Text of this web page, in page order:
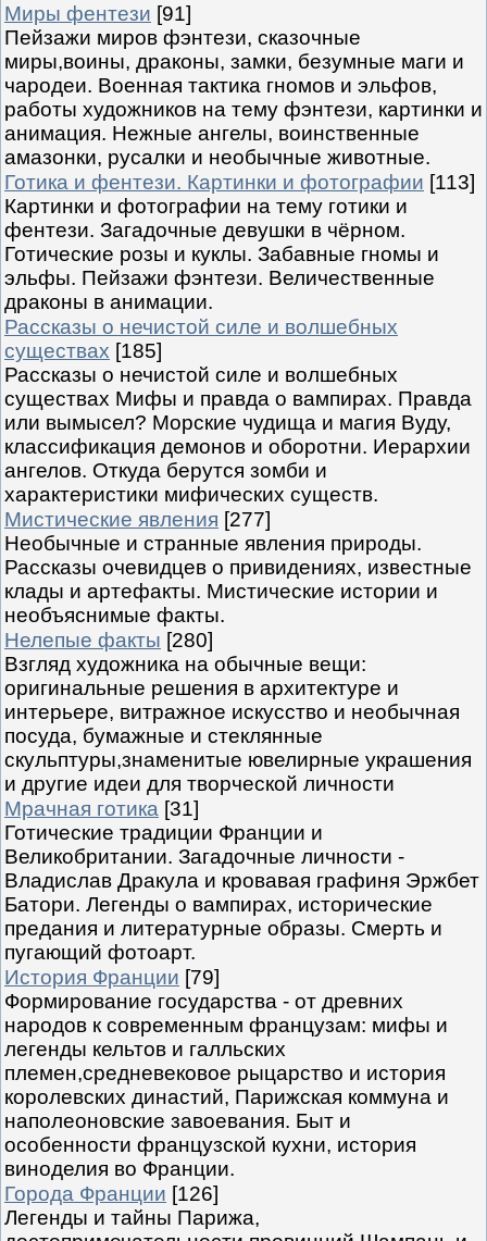
Миры фентези [91]
Пейзажи миров фэнтези, сказочные
миры,воины, драконы, замки, безумные маги и
чародеи. Военная тактика гномов и эльфов,
работы художников на тему фэнтези, картинки и
анимация. Нежные ангелы, воинственные
амазонки, русалки и необычные животные.
Готика и фентези. Картинки и фотографии [113]
Картинки и фотографии на тему готики и
фентези. Загадочные девушки в чёрном.
Готические розы и куклы. Забавные гномы и
эльфы. Пейзажи фэнтези. Величественные
драконы в анимации.
Рассказы о нечистой силе и волшебных
существах [185]
Рассказы о нечистой силе и волшебных
существах Мифы и правда о вампирах. Правда
или вымысел? Морские чудища и магия Вуду,
классификация демонов и оборотни. Иерархии
ангелов. Откуда берутся зомби и
характеристики мифических существ.
Мистические явления [277]
Необычные и странные явления природы.
Рассказы очевидцев о привидениях, известные
клады и артефакты. Мистические истории и
необъяснимые факты.
Нелепые факты [280]
Взгляд художника на обычные вещи:
оригинальные решения в архитектуре и
интерьере, витражное искусство и необычная
посуда, бумажные и стеклянные
скульптуры,знаменитые ювелирные украшения
и другие идеи для творческой личности
Мрачная готика [31]
Готические традиции Франции и
Великобритании. Загадочные личности -
Владислав Дракула и кровавая графиня Эржбет
Батори. Легенды о вампирах, исторические
предания и литературные образы. Смерть и
пугающий фотоарт.
История Франции [79]
Формирование государства - от древних
народов к современным французам: мифы и
легенды кельтов и галльских
племен,средневековое рыцарство и история
королевских династий, Парижская коммуна и
наполеоновские завоевания. Быт и
особенности французской кухни, история
виноделия во Франции.
Города Франции [126]
Легенды и тайны Парижа,